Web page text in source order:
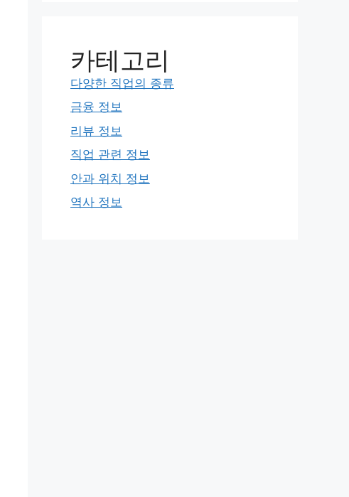
카테고리
다양한 직업의 종류
금융 정보
리뷰 정보
직업 관련 정보
안과 위치 정보
역사 정보